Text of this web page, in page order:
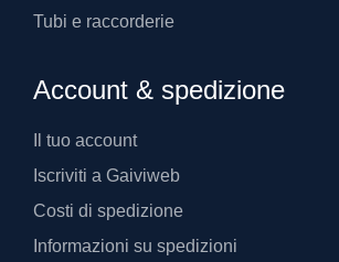
Tubi e raccorderie
Account & spedizione
Il tuo account
Iscriviti a Gaiviweb
Costi di spedizione
Informazioni su spedizioni